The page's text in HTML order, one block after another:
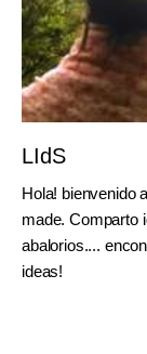
LIdS
Hola! bienvenido
made. Comparto
abalorios....
ideas!